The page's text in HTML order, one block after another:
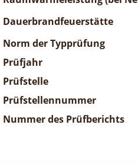
Dauerbrandfeuerstätte
Norm der Typprüfung
Prüfjahr
Prüfstelle
Prüfstellennummer
Nummer des Prüfberichts